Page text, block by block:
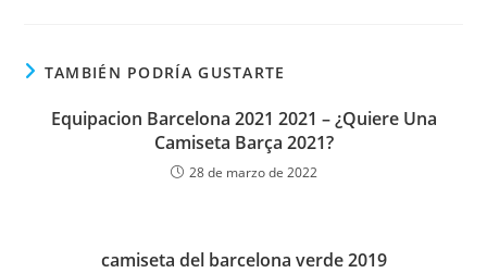
TAMBIÉN PODRÍA GUSTARTE
Equipacion Barcelona 2021 2021 – ¿Quiere Una
Camiseta Barça 2021?
28 de marzo de 2022
camiseta del barcelona verde 2019